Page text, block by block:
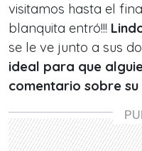
visitamos hasta el
blanquita entró!!!
se le ve junto a sus
ideal para que
comentario sobre